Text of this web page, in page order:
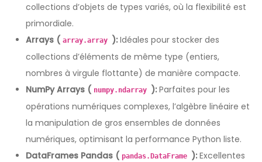
collections d’objets de types variés, où la flexibilité est
primordiale.
Arrays ( array.array ): Idéales pour stocker des
collections d’éléments de même type (entiers,
nombres à virgule flottante) de manière compacte.
NumPy Arrays ( numpy.ndarray ): Parfaites pour les
opérations numériques complexes, l’algèbre linéaire et
la manipulation de gros ensembles de données
numériques, optimisant la performance Python liste.
DataFrames Pandas ( pandas.DataFrame ): Excellentes